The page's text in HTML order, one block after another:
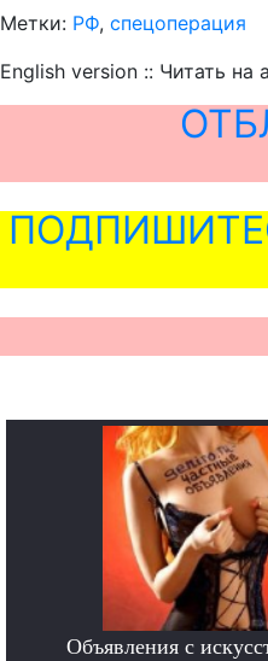
Метки: РФ, спецоперация
English version :: Читать на
Объявления с